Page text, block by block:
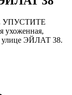
УПУСТИТЕ
улице ЭЙЛАТ 38.